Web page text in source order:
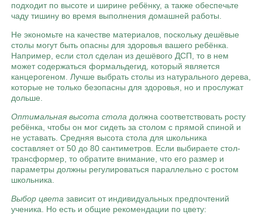
подходит по высоте и ширине ребёнку, а также обеспечьте
чаду тишину во время выполнения домашней работы.
Не экономьте на качестве материалов, поскольку дешёвые
столы могут быть опасны для здоровья вашего ребёнка.
Например, если стол сделан из дешёвого ДСП, то в нем
может содержаться формальдегид, который является
канцерогеном. Лучше выбрать столы из натурального дерева,
которые не только безопасны для здоровья, но и прослужат
дольше.
Оптимальная высота стола должна соответствовать росту
ребёнка, чтобы он мог сидеть за столом с прямой спиной и
не уставать. Средняя высота стола для школьника
составляет от 50 до 80 сантиметров. Если выбираете стол-
трансформер, то обратите внимание, что его размер и
параметры должны регулироваться параллельно с ростом
школьника.
Выбор цвета зависит от индивидуальных предпочтений
ученика. Но есть и общие рекомендации по цвету: